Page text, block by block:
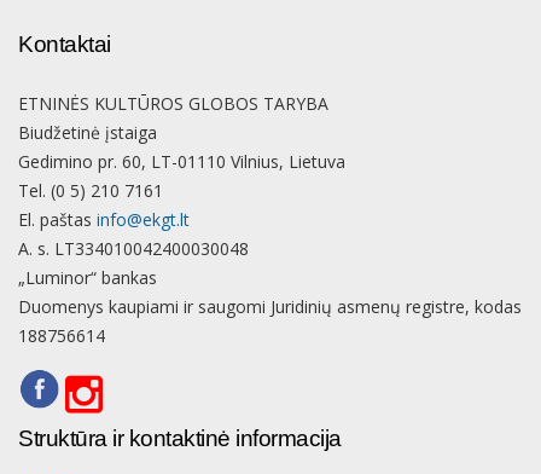
Kontaktai
ETNINĖS KULTŪROS GLOBOS TARYBA
Biudžetinė įstaiga
Gedimino pr. 60, LT-01110 Vilnius, Lietuva
Tel. (0 5) 210 7161
El. paštas info@ekgt.lt
A. s. LT334010042400030048
„Luminor“ bankas
Duomenys kaupiami ir saugomi Juridinių asmenų registre, kodas
188756614
Struktūra ir kontaktinė informacija